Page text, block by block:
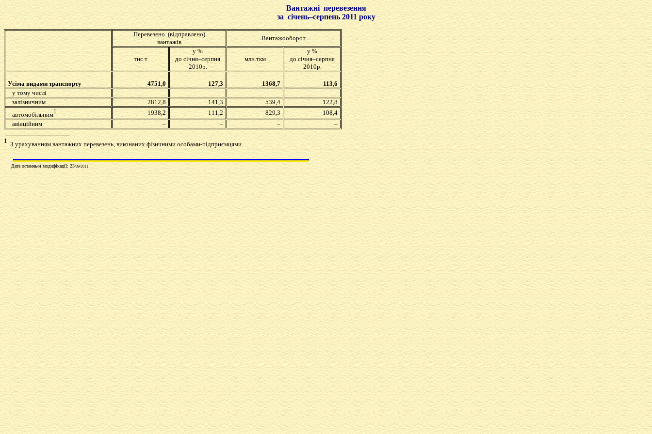
Вантажні перевезення
за січень–серпень 2011 року
Перевезено (відправлено)
вантажів
Вантажооборот
тис.т
у %
до січня–серпня
2010р.
млн.ткм
у %
до січня–серпня
2010р.
Усіма видами транспорту 4751,0 127,3 1368,7
113,6
у тому числі
залізничним
2812,8 141,3 539,4
122,8
автомобільним1 1938,2 111,2 829,3
108,4
авіаційним
– – –
–
___________________
1 З урахуванням вантажних перевезень, виконаних фізичними особами-підприємцями.
Дата останньої модифікації: 23/09/2011